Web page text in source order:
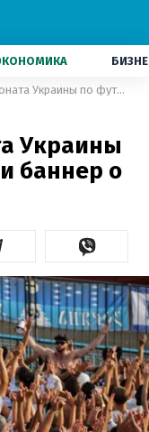
На матче чемпионата Украины по футболу вывесили баннер о Кобзоне: фото
Украины
баннер о